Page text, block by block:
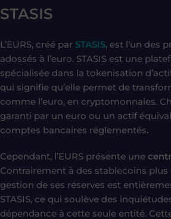
STASIS
L’EURS, créé par STASIS, est l’un des
adossés à l’euro. STASIS est une
spécialisée dans la tokenisation
qui signifie qu’elle permet de
comme l’euro, en cryptomonnaies.
garanti par un euro ou un actif
comptes bancaires réglementés.
Cependant, l’EURS présente une
Contrairement à des stablecoins plus
gestion de ses réserves est
STASIS, ce qui soulève des
dépendance à cette seule entité.